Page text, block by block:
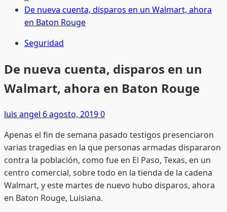
De nueva cuenta, disparos en un Walmart, ahora
en Baton Rouge
Seguridad
De nueva cuenta, disparos en un
Walmart, ahora en Baton Rouge
luis angel 6 agosto, 20190
Apenas el fin de semana pasado testigos presenciaron
varias tragedias en la que personas armadas dispararon
contra la población, como fue en El Paso, Texas, en un
centro comercial, sobre todo en la tienda de la cadena
Walmart, y este martes de nuevo hubo disparos, ahora
en Baton Rouge, Luisiana.